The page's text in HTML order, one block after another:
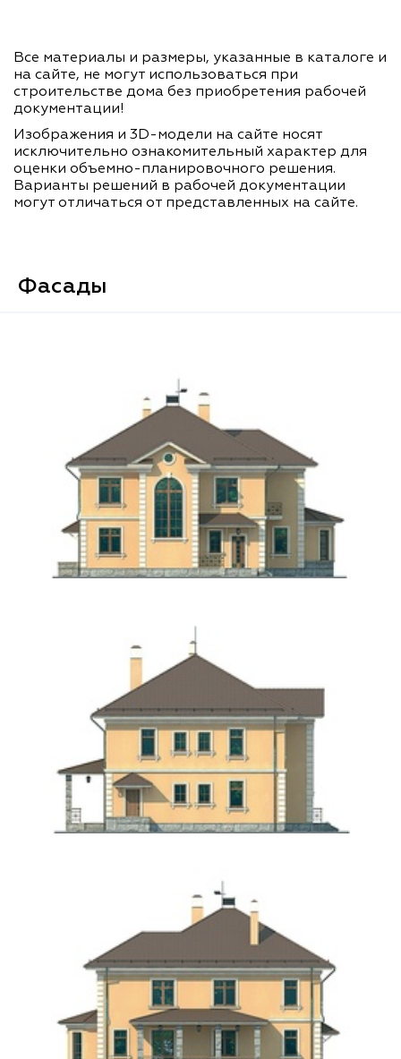
Все материалы и размеры, указанные в каталоге и
на сайте, не могут использоваться при
строительстве дома без приобретения рабочей
документации!
Изображения и 3D-модели на сайте носят
исключительно ознакомительный характер для
оценки объемно-планировочного решения.
Варианты решений в рабочей документации
могут отличаться от представленных на сайте.
Фасады